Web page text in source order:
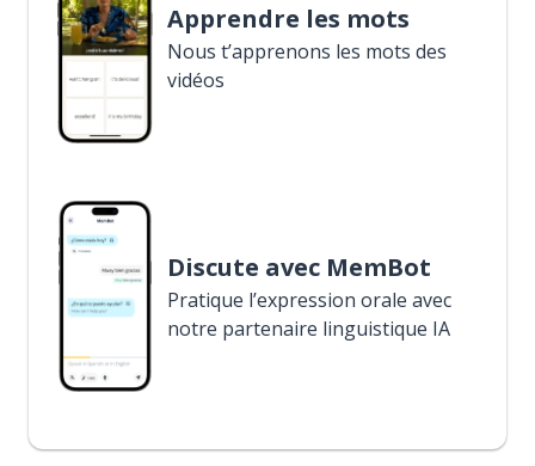
Apprendre les mots
Nous t’apprenons les mots des
vidéos
Discute avec MemBot
Pratique l’expression orale avec
notre partenaire linguistique IA